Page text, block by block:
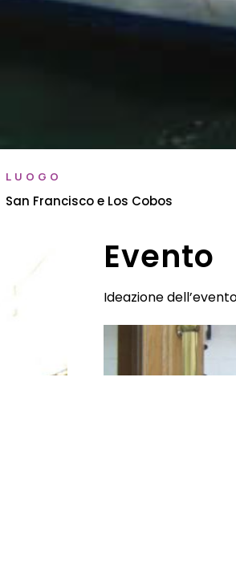
LUOGO
San Francisco e Los Cobos
Evento
Ideazione